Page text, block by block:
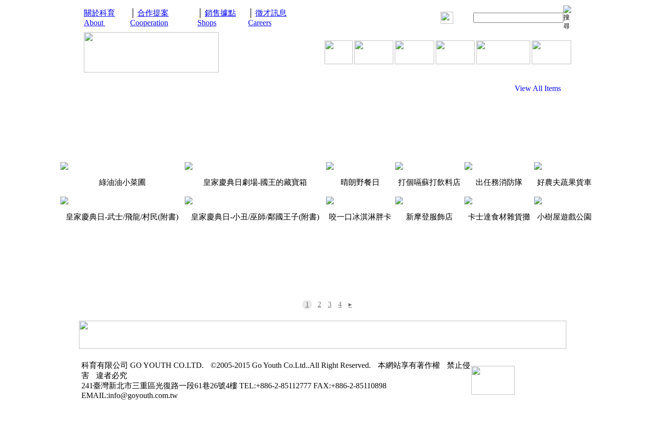
關於科育
About
合作提案
Cooperation
銷售據點
Shops
徵才訊息
Careers
View All Items
綠油油小菜圃 皇家慶典日劇場-國王的藏寶箱 晴朗野餐日 打個嗝蘇打飲料店 出任務消防隊 好農夫蔬果貨車
皇家慶典日-武士/飛龍/村民(附書) 皇家慶典日-小丑/巫師/鄰國王子(附書) 咬一口冰淇淋胖卡 新摩登服飾店 卡士達食材雜貨攤 小樹屋遊戲公園
1 2 3 4 ▸
科育有限公司 GO YOUTH CO.LTD. ©2005-2015 Go Youth Co.Ltd..All Right Reserved. 本網站享有著作權
禁止侵
害
違者必究
241臺灣新北市三重區光復路一段61巷26號4樓 TEL:+886-2-85112777 FAX:+886-2-85110898
EMAIL:info@goyouth.com.tw